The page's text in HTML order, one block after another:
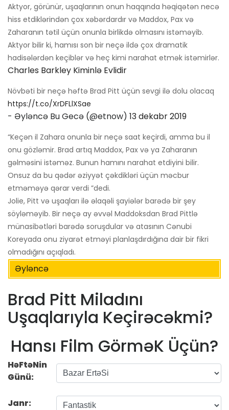
Aktyor, görünür, uşaqlarının onun haqqında həqiqətən necə
hiss etdiklərindən çox xəbərdardır və Maddox, Pax və
Zaharanın tətil üçün onunla birlikdə olmasını istəməyib.
Aktyor bilir ki, hamısı son bir neçə ildə çox dramatik
hadisələrdən keçiblər və heç kimi narahat etmək istəmirlər.
Charles Barkley Kiminlə Evlidir
Növbəti bir neçə həftə Brad Pitt üçün sevgi ilə dolu olacaq
https://t.co/XrDFLlXSae
- Əyləncə Bu Gecə (@etnow) 13 dekabr 2019
“Keçən il Zahara onunla bir neçə saat keçirdi, amma bu il
onu gözləmir. Brad artıq Maddox, Pax və ya Zaharanın
gəlməsini istəməz. Bunun hamını narahat etdiyini bilir.
Onsuz da bu qədər əziyyət çəkdikləri üçün məcbur
etməməyə qərar verdi ”dedi.
Jolie, Pitt və uşaqları ilə əlaqəli şayiələr barədə bir şey
söyləməyib. Bir neçə ay əvvəl Maddoksdan Brad Pittlə
münasibətləri barədə soruşdular və atasının Cənubi
Koreyada onu ziyarət etməyi planlaşdırdığına dair bir fikri
olmadığını açıqladı.
Əyləncə
Brad Pitt Miladını
Uşaqlarıyla Keçirəcəkmi?
Hansı Film GörməK Üçün?
HəFtəNin
Günü:
Janr: